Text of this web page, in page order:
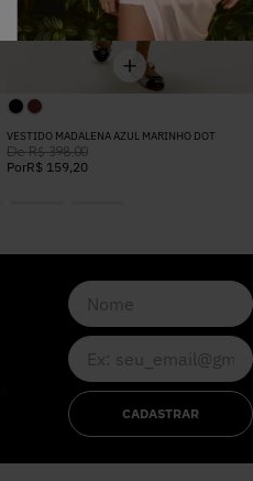
VESTIDO MADALENA AZUL MARINHO DOT
De R$ 398,00
PorR$ 159,20
CADASTRAR